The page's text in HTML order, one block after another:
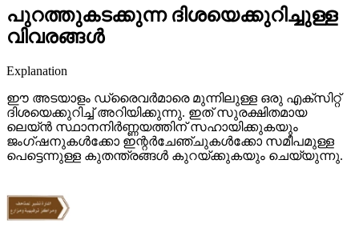
പുറത്തുകടക്കുന്ന ദിശയെക്കുറിച്ചുള്ള
വിവരങ്ങൾ
Explanation
ഈ അടയാളം ഡ്രൈവർമാരെ മുന്നിലുള്ള ഒരു എക്സിറ്റ്
ദിശയെക്കുറിച്ച് അറിയിക്കുന്നു. ഇത് സുരക്ഷിതമായ
ലെയ്ൻ സ്ഥാനനിർണ്ണയത്തിന് സഹായിക്കുകയും
ജംഗ്ഷനുകൾക്കോ ​​ഇന്റർചേഞ്ചുകൾക്കോ ​​സമീപമുള്ള
പെട്ടെന്നുള്ള കുതന്ത്രങ്ങൾ കുറയ്ക്കുകയും ചെയ്യുന്നു.